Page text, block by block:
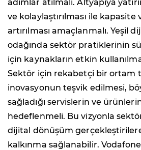
adımlar atılmalı. Altyapıya
ve kolaylaştırılması ile kapasite
artırılması amaçlanmalı. Yeşil
odağında sektör pratiklerinin
için kaynakların etkin
Sektör için rekabetçi bir ortam
inovasyonun teşvik edilmesi,
sağladığı servislerin ve
hedeflenmeli. Bu vizyonla
dijital dönüşüm
kalkınma sağlanabilir.